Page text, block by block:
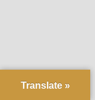
Translate »